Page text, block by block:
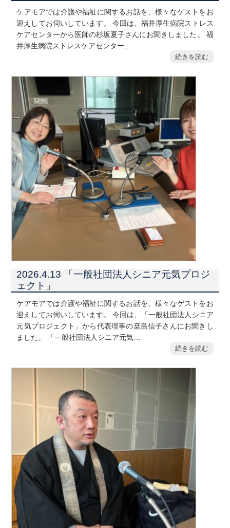
ケアモアでは介護や福祉に関するお話を、様々なゲストをお
迎えしてお伺いしています。 今回は、福井厚生病院ストレス
ケアセンターから医師の杉坂夏子さんにお聞きしました。 福
井厚生病院ストレスケアセンター…
続きを読む
2026.4.13 「一般社団法人シニア元気プロジ
ェクト」
ケアモアでは介護や福祉に関するお話を、様々なゲストをお
迎えしてお伺いしています。 今回は、「一般社団法人シニア
元気プロジェクト」から代表理事の桒島信子さんにお聞きし
ました。 「一般社団法人シニア元気…
続きを読む